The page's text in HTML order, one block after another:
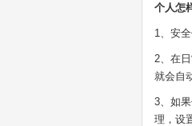
个人怎
1、安
2、在
就会自
3、如
理，设